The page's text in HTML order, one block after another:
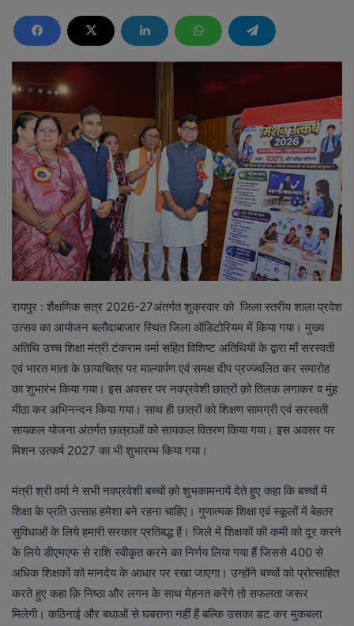
रायपुर : शैक्षणिक सत्र 2026-27अंतर्गत शुक्रवार को जिला स्तरीय शाला प्रवेश
उत्सव का आयोजन बलौदाबाजार स्थित जिला ऑडिटोरियम में किया गया। मुख्य
अतिथि उच्च शिक्षा मंत्री टंकराम वर्मा सहित विशिष्ट अतिथियों के द्वारा माँ सरस्वती
एवं भारत माता के छायाचित्र पर माल्यार्पण एवं समक्ष दीप प्रज्ज्वलित कर समारोह
का शुभारंभ किया गया। इस अवसर पर नवप्रवेशी छात्रों क़ो तिलक लगाकर व मुंह
मीठा कर अभिनन्दन किया गया। साथ ही छात्रों को शिक्षण सामग्री एवं सरस्वती
सायकल योजना अंतर्गत छात्राओं को सायकल वितरण किया गया। इस अवसर पर
मिशन उत्कर्ष 2027 का भी शुभारम्भ किया गया।
मंत्री श्री वर्मा ने सभी नवप्रवेशी बच्चों क़ो शुभकामनायें देते हुए कहा कि बच्चों में
शिक्षा के प्रति उत्साह हमेशा बने रहना चाहिए। गुणात्मक शिक्षा एवं स्कूलों में बेहतर
सुविधाओं के लिये हमारी सरकार प्रतिबद्ध हैं। जिले में शिक्षकों की कमी को दूर करने
के लिये डीएमएफ से राशि स्वीकृत करने का निर्णय लिया गया हैं जिससे 400 से
अधिक शिक्षकों को मानदेय के आधार पर रखा जाएगा। उन्होंने बच्चों को प्रोत्साहित
करते हुए कहा क़ि निष्ठा और लगन के साथ मेहनत करेंगे तो सफलता जरूर
मिलेगी। कठिनाई और बधाओं से घबराना नहीं हैं बल्कि उसका डट कर मुकबला